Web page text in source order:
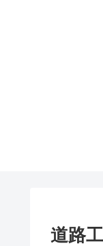
道路